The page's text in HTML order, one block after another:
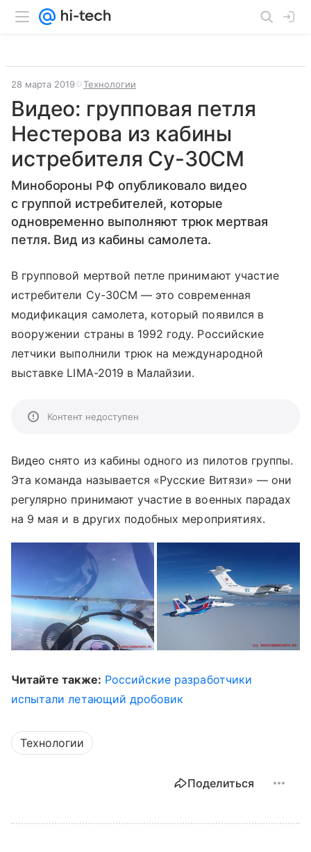
28 марта 2019 Технологии
Видео: групповая петля
Нестерова из кабины
истребителя Су-30СМ
Минобороны РФ опубликовало видео
с группой истребителей, которые
одновременно выполняют трюк мертвая
петля. Вид из кабины самолета.
В групповой мертвой петле принимают участие
истребители Су-30СМ — это современная
модификация самолета, который появился в
вооружении страны в 1992 году. Российские
летчики выполнили трюк на международной
выставке LIMA-2019 в Малайзии.
Контент недоступен
Видео снято из кабины одного из пилотов группы.
Эта команда называется «Русские Витязи» — они
регулярно принимают участие в военных парадах
на 9 мая и в других подобных мероприятиях.
Читайте также: Российские разработчики
испытали летающий дробовик
Технологии
Поделиться